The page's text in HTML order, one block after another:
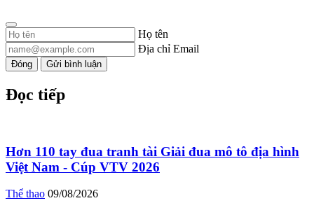
Họ tên
Địa chỉ Email
Đóng Gửi bình luận
Đọc tiếp
Hơn 110 tay đua tranh tài Giải đua mô tô địa hình
Việt Nam - Cúp VTV 2026
Thể thao 09/08/2026